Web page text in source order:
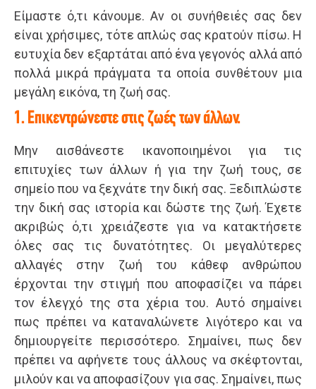
Είμαστε ό,τι κάνουμε. Αν οι συνήθειές σας δεν
είναι χρήσιμες, τότε απλώς σας κρατούν πίσω. Η
ευτυχία δεν εξαρτάται από ένα γεγονός αλλά από
πολλά μικρά πράγματα τα οποία συνθέτουν μια
μεγάλη εικόνα, τη ζωή σας.
1. Επικεντρώνεστε στις ζωές των άλλων.
Μην αισθάνεστε ικανοποιημένοι για τις
επιτυχίες των άλλων ή για την ζωή τους, σε
σημείο που να ξεχνάτε την δική σας. Ξεδιπλώστε
την δική σας ιστορία και δώστε της ζωή. Έχετε
ακριβώς ό,τι χρειάζεστε για να κατακτήσετε
όλες σας τις δυνατότητες. Οι μεγαλύτερες
αλλαγές στην ζωή του κάθεφ ανθρώπου
έρχονται την στιγμή που αποφασίζει να πάρει
τον έλεγχό της στα χέρια του. Αυτό σημαίνει
πως πρέπει να καταναλώνετε λιγότερο και να
δημιουργείτε περισσότερο. Σημαίνει, πως δεν
πρέπει να αφήνετε τους άλλους να σκέφτονται,
μιλούν και να αποφασίζουν για σας. Σημαίνει, πως